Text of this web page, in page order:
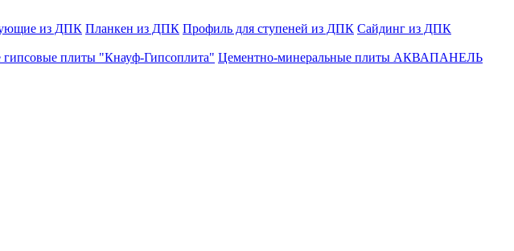
из ДПК Планкен из ДПК Профиль для ступеней из ДПК Сайдинг из ДПК
гипсовые плиты "Кнауф-Гипсоплита" Цементно-минеральные плиты АКВАПАНЕЛЬ